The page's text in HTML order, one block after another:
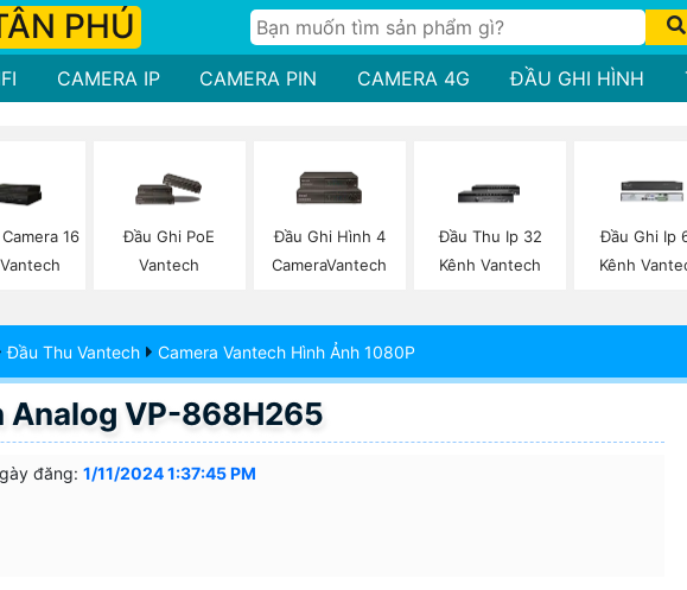
PHÚ
CAMERA IP CAMERA PIN CAMERA 4G ĐẦU GHI HÌNH
16
Đầu Ghi PoE
Vantech
Đầu Ghi Hình 4
CameraVantech
Đầu Thu Ip 32
Kênh Vantech
Đầu Ghi Ip
Kênh
Đầu Thu Vantech Camera Vantech Hình Ảnh 1080P
Analog VP-868H265
đăng: 1/11/2024 1:37:45 PM